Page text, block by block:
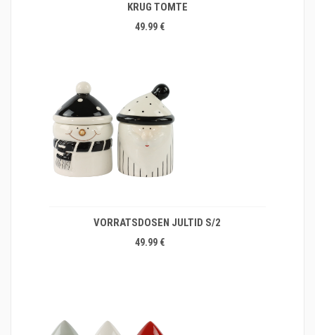
KRUG TOMTE
49.99 €
VORRATSDOSEN JULTID S/2
49.99 €